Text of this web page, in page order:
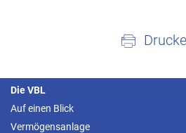
Die VBL
Auf einen Blick
Vermögensanlage